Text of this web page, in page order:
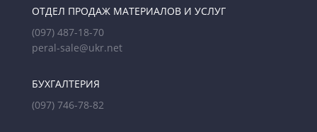
ОТДЕЛ ПРОДАЖ МАТЕРИАЛОВ И УСЛУГ
(097) 487-18-70
peral-sale@ukr.net
БУХГАЛТЕРИЯ
(097) 746-78-82